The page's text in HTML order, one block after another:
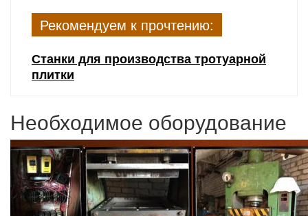
Рекомендуем к прочтению:
Станки для производства тротуарной
плитки
Необходимое оборудование